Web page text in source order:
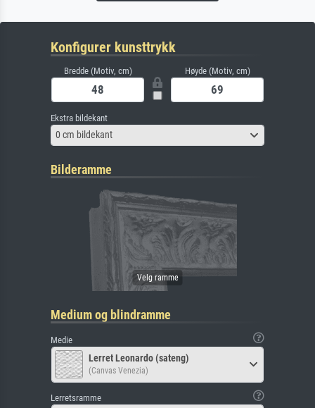
Konfigurer kunsttrykk
Bredde (Motiv, cm) Høyde (Motiv, cm)
Ekstra bildekant
0 cm bildekant
Bilderamme
Medium og blindramme
Medie
Lerret Leonardo (sateng)
(Canvas Venezia)
Lerretsramme